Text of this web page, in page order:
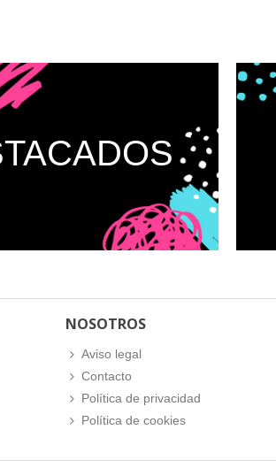
NOSOTROS
Aviso legal
Contacto
Política de privacidad
Política de cookies